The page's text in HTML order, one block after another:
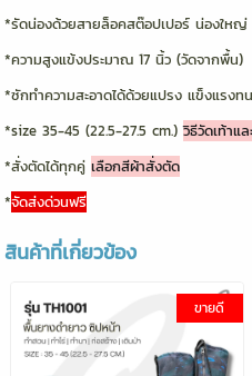
*รัดน่องด้วยสายล็อคสต๊อปเปอร์ น่องใหญ่
*ความสูงแข้งประมาณ 17 นิ้ว (วัดจากพื้น)
*ซักทำความสะอาดได้ด้วยแปรง แข็งแรงท
*size 35-45 (22.5-27.5 cm.)วิธีวัดเท้าแ
*สั่งตัดได้ทุกคู่เลือกสีผ้าสั่งตัด
*จัดส่งด่วนฟรี
สินค้าที่เกี่ยวข้อง
ขายดี